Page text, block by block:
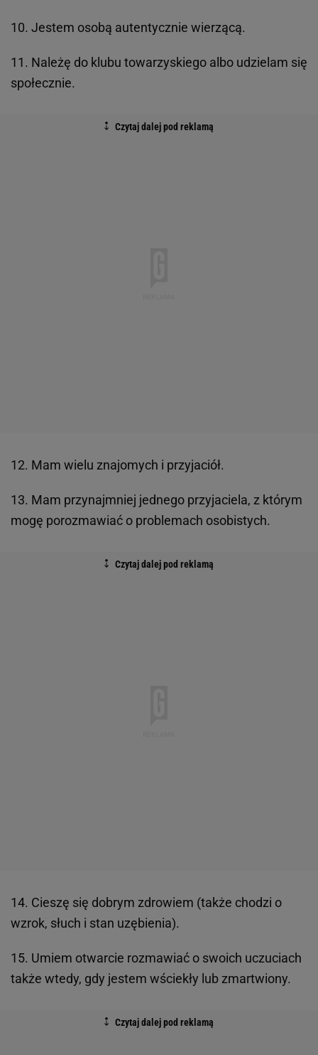
10. Jestem osobą autentycznie wierzącą.
11. Należę do klubu towarzyskiego albo udzielam się
społecznie.
12. Mam wielu znajomych i przyjaciół.
13. Mam przynajmniej jednego przyjaciela, z którym
mogę porozmawiać o problemach osobistych.
14. Cieszę się dobrym zdrowiem (także chodzi o
wzrok, słuch i stan uzębienia).
15. Umiem otwarcie rozmawiać o swoich uczuciach
także wtedy, gdy jestem wściekły lub zmartwiony.